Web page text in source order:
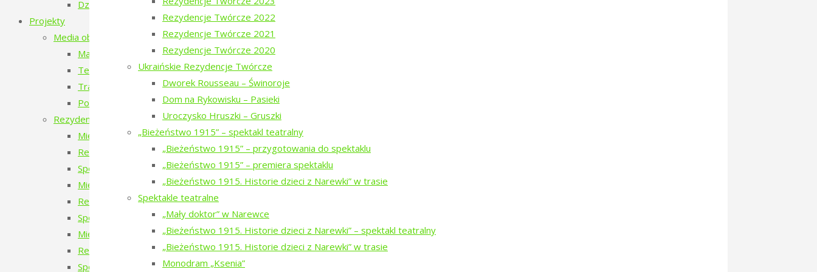
Rezydencje Twórcze 2022
Rezydencje Twórcze 2021
Rezydencje Twórcze 2020
Ukraińskie Rezydencje Twórcze
Dworek Rousseau – Świnoroje
Dom na Rykowisku – Pasieki
Uroczysko Hruszki – Gruszki
„Bieżeństwo 1915” – spektakl teatralny
„Bieżeństwo 1915” – przygotowania do spektaklu
„Bieżeństwo 1915” – premiera spektaklu
„Bieżeństwo 1915. Historie dzieci z Narewki” w trasie
Spektakle teatralne
„Mały doktor” w Narewce
„Bieżeństwo 1915. Historie dzieci z Narewki” ⁠–⁠ spektakl teatralny
„Bieżeństwo 1915. Historie dzieci z Narewki” w trasie
Monodram „Ksenia”
Dzień Rosyjski
Projekty
Media obywatelskie
Mapy miejsc, których już nie ma
Teatr Chodzony z Narewki
Transport publiczny – przyszłość czy wykluczenie?
Podlaskie ławeczki. To tu jest magia Podlasia.
Rezydencje twórcze
Międzynarodowe Rezydencje Twórcze 2026
Rezydencje Twórcze 2026
Spotkanie z uczestnikami Międzynarodowych Rezydencji Twórczych 2026
Międzynarodowe Rezydencje Twórcze 2025
Rezydencje Twórcze 2025
Spotkanie z uczestnikami Międzynarodowych Rezydencji Twórczych 2025
Międzynarodowe Rezydencje Twórcze 2024
Rezydencje Twórcze 2024
Spotkanie z uczestnikami Międzynarodowych Rezydencji Twórczych 2024